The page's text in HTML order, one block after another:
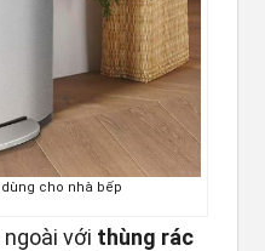
cho nhà bếp
với thùng rác